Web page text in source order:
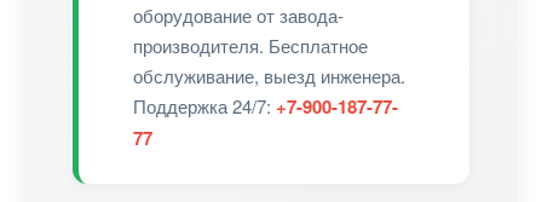
оборудование от завода-
производителя. Бесплатное
обслуживание, выезд инженера.
Поддержка 24/7: +7-900-187-77-
77